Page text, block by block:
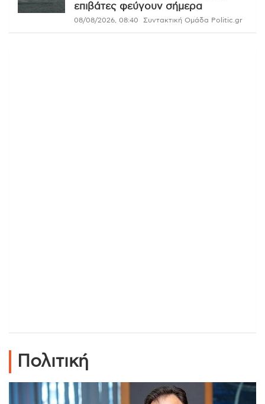
επιβάτες φεύγουν σήμερα
08/08/2026, 08:40 Συντακτική Ομάδα Politic.gr
Πολιτική